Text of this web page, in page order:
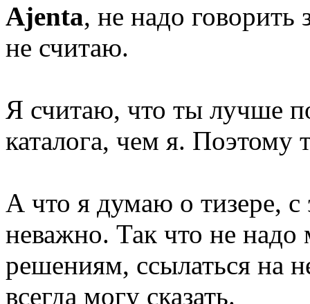
Ajenta, не надо говорить
не считаю.
Я считаю, что ты лучше
каталога, чем я. Поэтому
А что я думаю о тизере,
неважно. Так что не
решениям, ссылаться на
всегда могу сказать.